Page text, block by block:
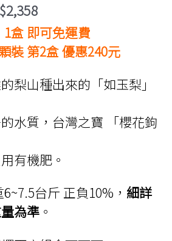
2,358
格
範
NT$1,299
NT$2,358
盒 即可免運費
裝 第2盒 優惠240元
梨山種出來的「如玉梨」
水質，台灣之寶 「櫻花鉤
有機肥。
台斤 正負10%， 細詳
為準 。